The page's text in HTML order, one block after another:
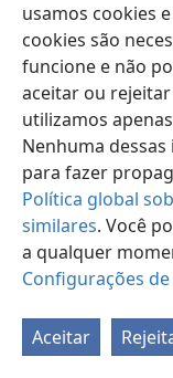
usamos cookies
cookies são
funcione e não
aceitar ou
utilizamos
Nenhuma
para fazer
Política global
similares. Você
a qualquer
Configurações
Aceitar
Copyright© 2026